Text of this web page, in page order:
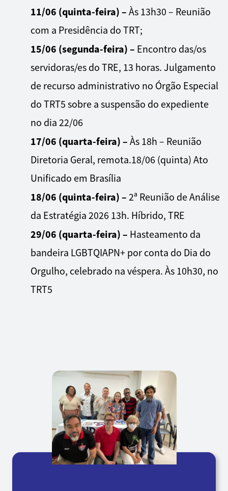
11/06 (quinta-feira) – Às 13h30 – Reunião
com a Presidência do TRT;
15/06 (segunda-feira) – Encontro das/os
servidoras/es do TRE, 13 horas. Julgamento
de recurso administrativo no Órgão Especial
do TRT5 sobre a suspensão do expediente
no dia 22/06
17/06 (quarta-feira) – Às 18h – Reunião
Diretoria Geral, remota.18/06 (quinta) Ato
Unificado em Brasília
18/06 (quinta-feira) – 2ª Reunião de Análise
da Estratégia 2026 13h. Híbrido, TRE
29/06 (quarta-feira) – Hasteamento da
bandeira LGBTQIAPN+ por conta do Dia do
Orgulho, celebrado na véspera. Às 10h30, no
TRT5